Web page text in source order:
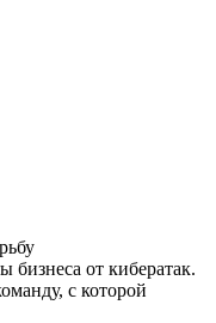
от кибератак.
с которой